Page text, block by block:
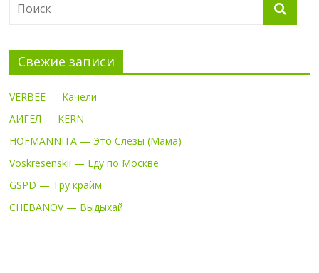
Свежие записи
VERBEE — Качели
АИГЕЛ — KERN
HOFMANNITA — Это Слёзы (Мама)
Voskresenskii — Еду по Москве
GSPD — Тру крайм
CHEBANOV — Выдыхай